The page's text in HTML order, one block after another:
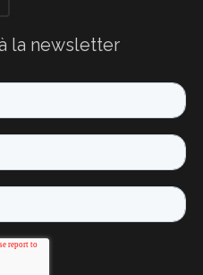
la newsletter